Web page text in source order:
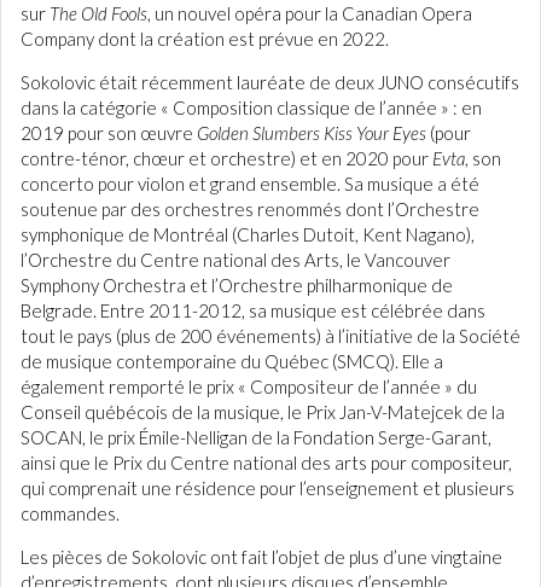
sur The Old Fools, un nouvel opéra pour la Canadian Opera
Company dont la création est prévue en 2022.
Sokolovic était récemment lauréate de deux JUNO consécutifs
dans la catégorie « Composition classique de l’année » : en
2019 pour son œuvre Golden Slumbers Kiss Your Eyes (pour
contre-ténor, chœur et orchestre) et en 2020 pour Evta, son
concerto pour violon et grand ensemble. Sa musique a été
soutenue par des orchestres renommés dont l’Orchestre
symphonique de Montréal (Charles Dutoit, Kent Nagano),
l’Orchestre du Centre national des Arts, le Vancouver
Symphony Orchestra et l’Orchestre philharmonique de
Belgrade. Entre 2011-2012, sa musique est célébrée dans
tout le pays (plus de 200 événements) à l’initiative de la Société
de musique contemporaine du Québec (SMCQ). Elle a
également remporté le prix « Compositeur de l’année » du
Conseil québécois de la musique, le Prix Jan-V-Matejcek de la
SOCAN, le prix Émile-Nelligan de la Fondation Serge-Garant,
ainsi que le Prix du Centre national des arts pour compositeur,
qui comprenait une résidence pour l’enseignement et plusieurs
commandes.
Les pièces de Sokolovic ont fait l’objet de plus d’une vingtaine
d’enregistrements, dont plusieurs disques d’ensemble